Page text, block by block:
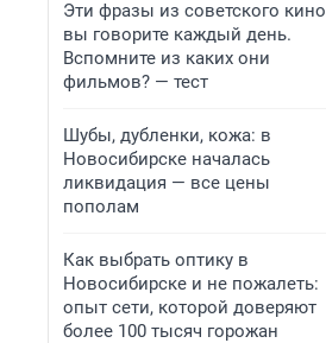
Эти фразы из советского кино
вы говорите каждый день.
Вспомните из каких они
фильмов? — тест
Шубы, дубленки, кожа: в
Новосибирске началась
ликвидация — все цены
пополам
Как выбрать оптику в
Новосибирске и не пожалеть:
опыт сети, которой доверяют
более 100 тысяч горожан